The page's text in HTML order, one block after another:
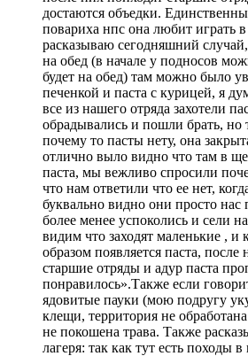
достаются объедки.
повариха нпс она любит играть
расказываю сегодняшний
на обед (в начале у подносов
будет на обед) там можно было
печенкой и паста с курицей, я
все из нашего отряда захотели
обрадывались и пошли брать,
почему то пасты нету, она
отлично выло видно что там в
паста, мы вежливо спросили
что нам ответили что ее нет,
буквально видно они просто
более менее успоколись и сели
видим что заходят маленькие ,
образом появляется паста,
старшие отряды и адур паста
понравилось».Также если
ядовитые пауки (мою подругу
клещи, территория не
не покошена трава. Также
лагеря: так как тут есть походы